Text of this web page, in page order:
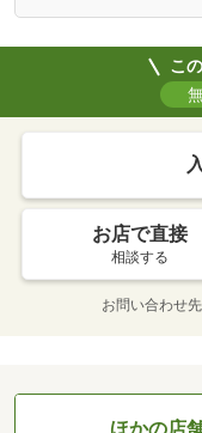
こ
お店で直接
相談する
お問い合わせ先